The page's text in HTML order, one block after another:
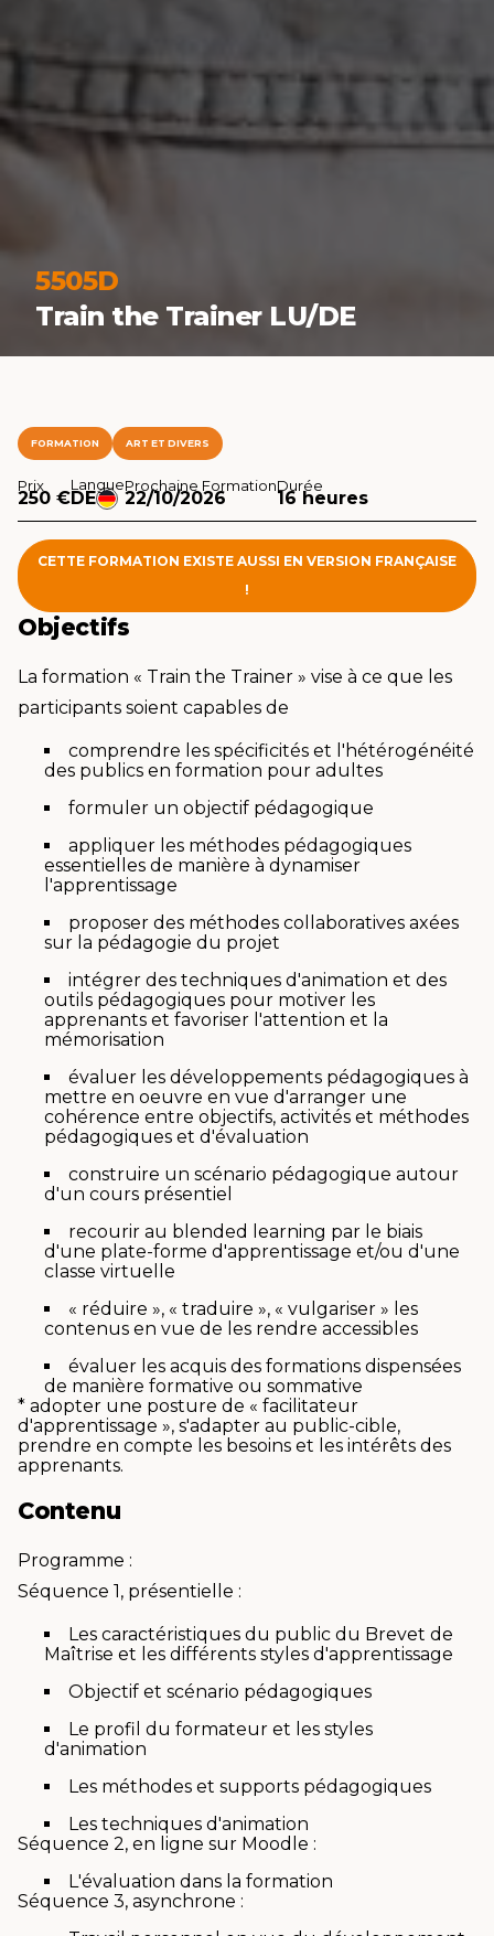
5505D
Train the Trainer LU/DE
FORMATION ART ET DIVERS
Prix
250 €
Langue
DE
Prochaine Formation
22/10/2026
Durée
16 heures
CETTE FORMATION EXISTE AUSSI EN VERSION FRANÇAISE
!
Objectifs
La formation « Train the Trainer » vise à ce que les
participants soient capables de
comprendre les spécificités et l'hétérogénéité
des publics en formation pour adultes
formuler un objectif pédagogique
appliquer les méthodes pédagogiques
essentielles de manière à dynamiser
l'apprentissage
proposer des méthodes collaboratives axées
sur la pédagogie du projet
intégrer des techniques d'animation et des
outils pédagogiques pour motiver les
apprenants et favoriser l'attention et la
mémorisation
évaluer les développements pédagogiques à
mettre en oeuvre en vue d'arranger une
cohérence entre objectifs, activités et méthodes
pédagogiques et d'évaluation
construire un scénario pédagogique autour
d'un cours présentiel
recourir au blended learning par le biais
d'une plate-forme d'apprentissage et/ou d'une
classe virtuelle
« réduire », « traduire », « vulgariser » les
contenus en vue de les rendre accessibles
évaluer les acquis des formations dispensées
de manière formative ou sommative
* adopter une posture de « facilitateur
d'apprentissage », s'adapter au public-cible,
prendre en compte les besoins et les intérêts des
apprenants.
Contenu
Programme :
Séquence 1, présentielle :
Les caractéristiques du public du Brevet de
Maîtrise et les différents styles d'apprentissage
Objectif et scénario pédagogiques
Le profil du formateur et les styles
d'animation
Les méthodes et supports pédagogiques
Les techniques d'animation
Séquence 2, en ligne sur Moodle :
L'évaluation dans la formation
Séquence 3, asynchrone :